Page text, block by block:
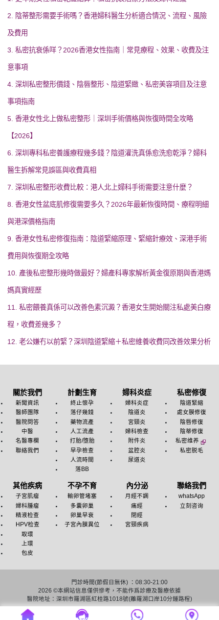
2. 陰蒂整形需要手術嗎？香港婦科醫生分析適合情況、流程、風險
及費用
3. 私密抗衰係咩？2026香港女性指南｜常見療程、效果、收費及注
意事項
4. 深圳私密整形價錢、陰唇整形、陰道緊緻、私密美容項目及注意
事項指南
5. 香港女性北上做私密整形｜深圳手術價格與恢復時間全攻略
【2026】
6. 深圳專科私密養護療程幾多錢？陰道灌洗真係愈洗愈乾淨？婦科
醫生拆解常見誤區與收費真相
7. 深圳私密整形收費比較：港人北上婦科手術需要注意什麼？
8. 香港女性盆底肌修復需要多久？2026年最新恢復時間、療程明細
與港深價格指南
9. 香港女性私密修復指南：陰道緊縮原理、緊縮針療效、深港手術
費用與恢復期全攻略
10. 產後私密整形幾時做最好？婦產科專家解析黃金復原期與香港媽
媽真實經歷
11. 私密餵養真係可以改善色素沉澱？香港女生開始關注私處美白療
程，收費差幾多？
12. 老公嫌冇以前緊？深圳陰道緊縮＋私密維養收費同改善效果分析
關於我們
新聞資訊
醫師團隊
醫院問答
中醫
名醫專欄
聯絡我們
計劃生育
終止懷孕
落仔幾錢
藥物流產
人工流產
打胎/堕胎
早孕檢查
人流時間
落BB
婦科炎症
婦科炎症
陰道炎
宮頸炎
婦科檢查
附件炎
盆腔炎
尿道炎
私密修復
陰道緊縮
處女膜修復
陰唇修復
陰蒂修復
私密维养
私密脱毛
其他疾病
子宮肌瘤
婦科腫瘤
精液检查
HPV检查
取環
上環
包皮
不孕不育
輸卵管堵塞
多囊卵巢
卵巢早衰
子宮內膜異位
內分泌
月經不調
痛經
閉經
宮頸疾病
聯絡我們
whatsApp
立刻咨询
2026 ©
門診時間(節假日無休) ：08:30-21:00
本網站信息僅供慘考，不能作爲診療及醫療依據
醫院地址：深圳市羅湖區紅桂路1018號(離羅湖口岸10分鍾路程)
友情链接： 深圳人流医院 深圳終止懷孕醫院